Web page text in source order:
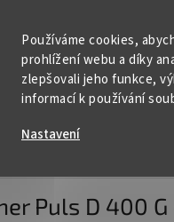
Používáme cookies,
prohlížení webu a díky
zlepšovali jeho funkce,
informací k používání
Nastavení
baterie
Puls D 400